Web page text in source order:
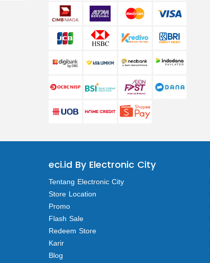
eci.id By Electronic City
Tentang Electronic City
Store Location
Promo
Flash Sale
Redeem Store
Karir
Blog